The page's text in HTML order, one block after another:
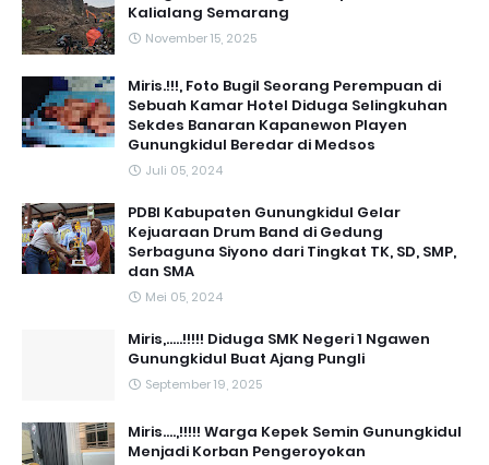
Kalialang Semarang
November 15, 2025
Miris.!!!, Foto Bugil Seorang Perempuan di
Sebuah Kamar Hotel Diduga Selingkuhan
Sekdes Banaran Kapanewon Playen
Gunungkidul Beredar di Medsos
Juli 05, 2024
PDBI Kabupaten Gunungkidul Gelar
Kejuaraan Drum Band di Gedung
Serbaguna Siyono dari Tingkat TK, SD, SMP,
dan SMA
Mei 05, 2024
Miris,.....!!!!! Diduga SMK Negeri 1 Ngawen
Gunungkidul Buat Ajang Pungli
September 19, 2025
Miris....,!!!!! Warga Kepek Semin Gunungkidul
Menjadi Korban Pengeroyokan